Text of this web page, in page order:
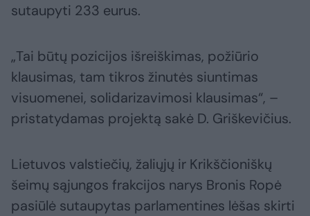
sutaupyti 233 eurus.
„Tai būtų pozicijos išreiškimas, požiūrio
klausimas, tam tikros žinutės siuntimas
visuomenei, solidarizavimosi klausimas“, –
pristatydamas projektą sakė D. Griškevičius.
Lietuvos valstiečių, žaliųjų ir Krikščioniškų
šeimų sąjungos frakcijos narys Bronis Ropė
pasiūlė sutaupytas parlamentines lėšas skirti